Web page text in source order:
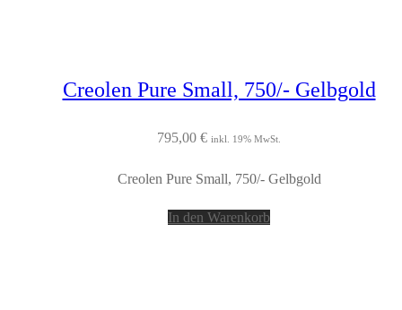
Creolen Pure Small, 750/- Gelbgold
795,00 € inkl. 19% MwSt.
Creolen Pure Small, 750/- Gelbgold
In den Warenkorb